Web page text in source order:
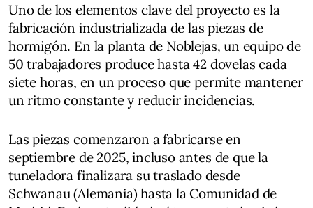
Uno de los elementos clave del proyecto es la
fabricación industrializada de las piezas de
hormigón. En la planta de Noblejas, un equipo de
50 trabajadores produce hasta 42 dovelas cada
siete horas, en un proceso que permite mantener
un ritmo constante y reducir incidencias.
Las piezas comenzaron a fabricarse en
septiembre de 2025, incluso antes de que la
tuneladora finalizara su traslado desde
Schwanau (Alemania) hasta la Comunidad de